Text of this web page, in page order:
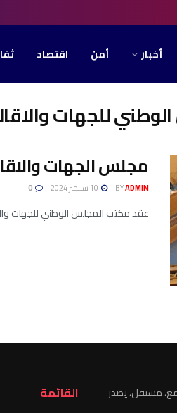
أخبار أمن اقتصاد
للجهات
مجلس الجهات والاقاليم
BYADMIN
عقد مكتب المجلس الوطني للجهات
مستقل، يصدر
القائمة